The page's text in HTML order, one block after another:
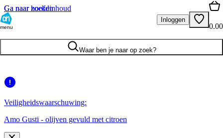
Ga naar hoofdinhoud
Ga naar zoeken
menu
Inloggen
0.00
Waar ben je naar op zoek?
Veiligheidswaarschuwing:
Amo Gusti - olijven gevuld met citroen